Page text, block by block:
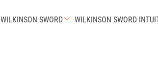
WILKINSON SWORD WILKINSON SWORD